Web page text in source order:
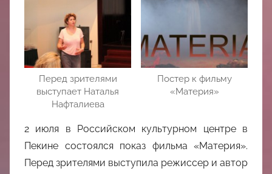
心
Перед зрителями
выступает Наталья
Нафталиева
Постер к фильму
«Материя»
2 июля в Российском культурном центре в
Пекине состоялся показ фильма «Материя».
Перед зрителями выступила режиссер и автор